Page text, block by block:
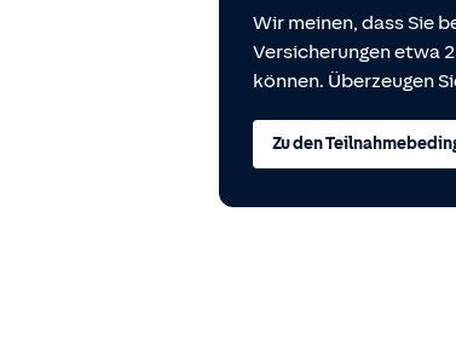
Wir meinen, dass Sie
Versicherungen etwa
können. Überzeugen
Zu den